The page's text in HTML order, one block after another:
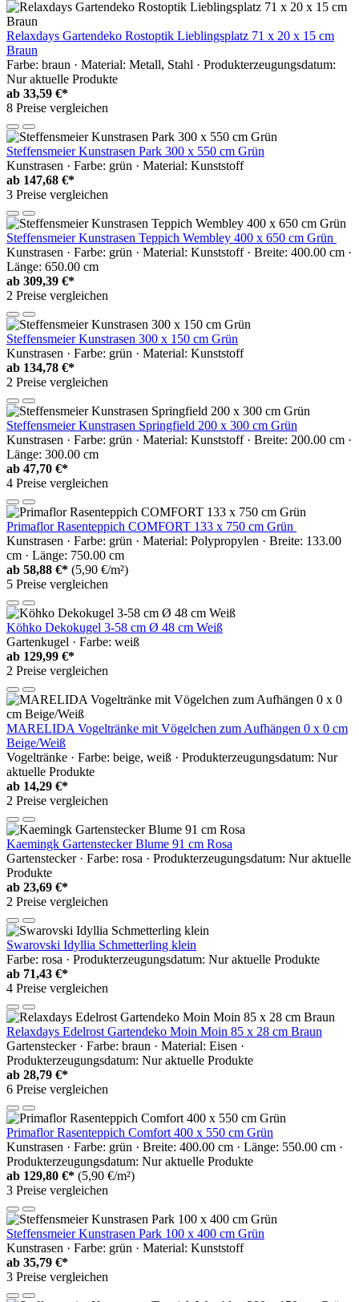
Relaxdays Gartendeko Rostoptik Lieblingsplatz 71 x 20 x 15 cm
Braun
Farbe: braun · Material: Metall, Stahl · Produkterzeugungsdatum:
Nur aktuelle Produkte
ab 33,59 €*
8 Preise vergleichen
Steffensmeier Kunstrasen Park 300 x 550 cm Grün
Kunstrasen · Farbe: grün · Material: Kunststoff
ab 147,68 €*
3 Preise vergleichen
Steffensmeier Kunstrasen Teppich Wembley 400 x 650 cm Grün
Kunstrasen · Farbe: grün · Material: Kunststoff · Breite: 400.00 cm ·
Länge: 650.00 cm
ab 309,39 €*
2 Preise vergleichen
Steffensmeier Kunstrasen 300 x 150 cm Grün
Kunstrasen · Farbe: grün · Material: Kunststoff
ab 134,78 €*
2 Preise vergleichen
Steffensmeier Kunstrasen Springfield 200 x 300 cm Grün
Kunstrasen · Farbe: grün · Material: Kunststoff · Breite: 200.00 cm ·
Länge: 300.00 cm
ab 47,70 €*
4 Preise vergleichen
Primaflor Rasenteppich COMFORT 133 x 750 cm Grün
Kunstrasen · Farbe: grün · Material: Polypropylen · Breite: 133.00
cm · Länge: 750.00 cm
ab 58,88 €* (5,90 €/m²)
5 Preise vergleichen
Köhko Dekokugel 3-58 cm Ø 48 cm Weiß
Gartenkugel · Farbe: weiß
ab 129,99 €*
2 Preise vergleichen
MARELIDA Vogeltränke mit Vögelchen zum Aufhängen 0 x 0 cm
Beige/Weiß
Vogeltränke · Farbe: beige, weiß · Produkterzeugungsdatum: Nur
aktuelle Produkte
ab 14,29 €*
2 Preise vergleichen
Kaemingk Gartenstecker Blume 91 cm Rosa
Gartenstecker · Farbe: rosa · Produkterzeugungsdatum: Nur aktuelle
Produkte
ab 23,69 €*
2 Preise vergleichen
Swarovski Idyllia Schmetterling klein
Farbe: rosa · Produkterzeugungsdatum: Nur aktuelle Produkte
ab 71,43 €*
4 Preise vergleichen
Relaxdays Edelrost Gartendeko Moin Moin 85 x 28 cm Braun
Gartenstecker · Farbe: braun · Material: Eisen ·
Produkterzeugungsdatum: Nur aktuelle Produkte
ab 28,79 €*
6 Preise vergleichen
Primaflor Rasenteppich Comfort 400 x 550 cm Grün
Kunstrasen · Farbe: grün · Breite: 400.00 cm · Länge: 550.00 cm ·
Produkterzeugungsdatum: Nur aktuelle Produkte
ab 129,80 €* (5,90 €/m²)
3 Preise vergleichen
Steffensmeier Kunstrasen Park 100 x 400 cm Grün
Kunstrasen · Farbe: grün · Material: Kunststoff
ab 35,79 €*
3 Preise vergleichen